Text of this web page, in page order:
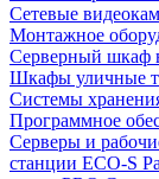
Сетевые
Монтажное
Серверный шкаф
Шкафы уличные
Системы
Программное
Серверы и
станции ECO-S